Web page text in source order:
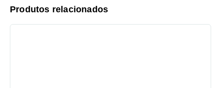
Produtos relacionados